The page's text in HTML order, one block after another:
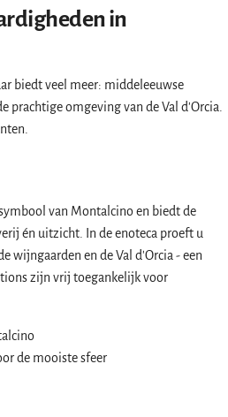
in
biedt veel meer: middeleeuwse
prachtige omgeving van de Val d'Orcia.
van Montalcino en biedt de
én uitzicht. In de enoteca proeft u
wijngaarden en de Val d'Orcia - een
zijn vrij toegankelijk voor
de mooiste sfeer